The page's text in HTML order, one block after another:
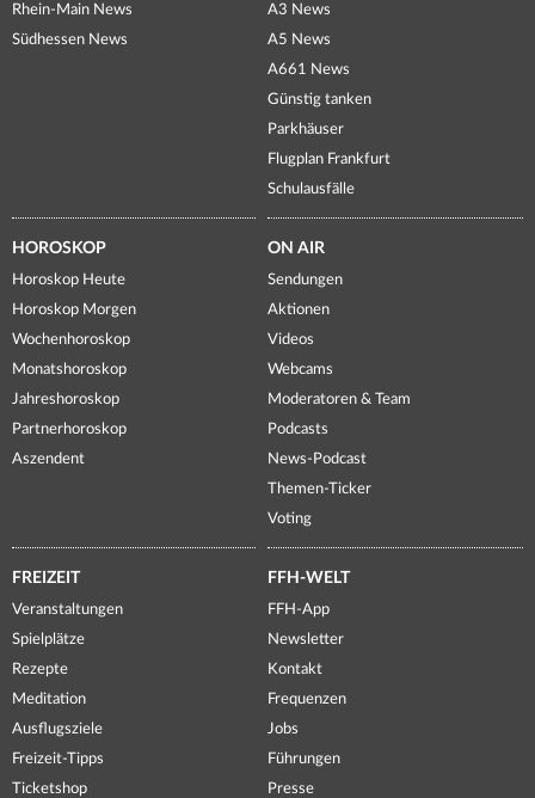
Rhein-Main News
Südhessen News
A3 News
A5 News
A661 News
Günstig tanken
Parkhäuser
Flugplan Frankfurt
Schulausfälle
HOROSKOP
Horoskop Heute
Horoskop Morgen
Wochenhoroskop
Monatshoroskop
Jahreshoroskop
Partnerhoroskop
Aszendent
ON AIR
Sendungen
Aktionen
Videos
Webcams
Moderatoren & Team
Podcasts
News-Podcast
Themen-Ticker
Voting
FREIZEIT
Veranstaltungen
Spielplätze
Rezepte
Meditation
Ausflugsziele
Freizeit-Tipps
Ticketshop
FFH-WELT
FFH-App
Newsletter
Kontakt
Frequenzen
Jobs
Führungen
Presse